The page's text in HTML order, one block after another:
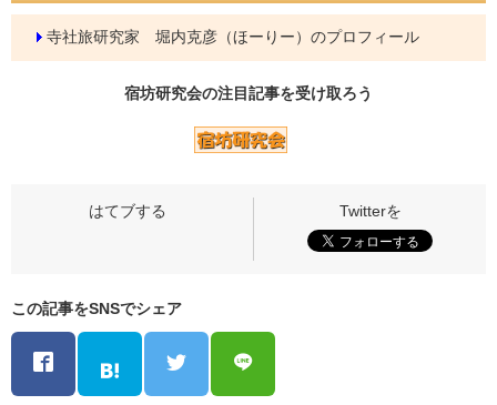
寺社旅研究家 堀内克彦（ほーりー）のプロフィール
宿坊研究会の注目記事を受け取ろう
この記事をSNSでシェア